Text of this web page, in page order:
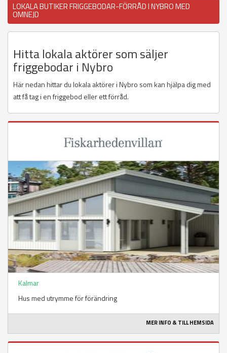
LOKALA BUTIKER FRIGGEBODAR-FÖRRÅD I NYBRO MED
OMNEJD
Hitta lokala aktörer som säljer
friggebodar i Nybro
Här nedan hittar du lokala aktörer i Nybro som kan hjälpa dig med
att få tag i en friggebod eller ett förråd.
Kalmar
Hus med utrymme för förändring
MER INFO & TILL HEMSIDA